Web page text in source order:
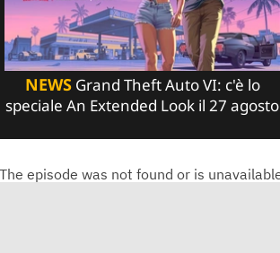
NEWSGrand Theft Auto VI: c'è lo
speciale An Extended Look il 27 agosto